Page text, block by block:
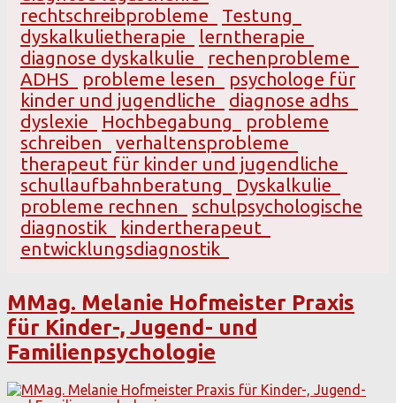
rechtschreibprobleme
Testung
dyskalkulietherapie
lerntherapie
diagnose dyskalkulie
rechenprobleme
ADHS
probleme lesen
psychologe für
kinder und jugendliche
diagnose adhs
dyslexie
Hochbegabung
probleme
schreiben
verhaltensprobleme
therapeut für kinder und jugendliche
schullaufbahnberatung
Dyskalkulie
probleme rechnen
schulpsychologische
diagnostik
kindertherapeut
entwicklungsdiagnostik
MMag. Melanie Hofmeister Praxis
für Kinder-, Jugend- und
Familienpsychologie